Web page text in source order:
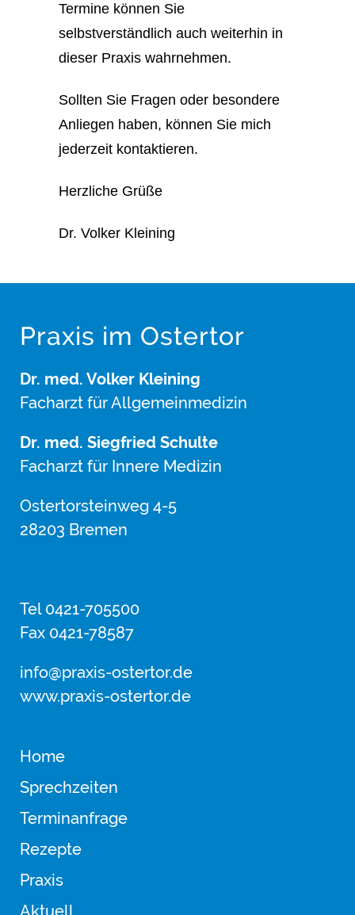
Termine können Sie
selbstverständlich auch weiterhin in
dieser Praxis wahrnehmen.
Sollten Sie Fragen oder besondere
Anliegen haben, können Sie mich
jederzeit kontaktieren.
Herzliche Grüße
Dr. Volker Kleining
Praxis im Ostertor
Dr. med. Volker Kleining
Facharzt für Allgemeinmedizin
Dr. med. Siegfried Schulte
Facharzt für Innere Medizin
Ostertorsteinweg 4-5
28203 Bremen
Tel 0421-705500
Fax 0421-78587
info@praxis-ostertor.de
www.praxis-ostertor.de
Home
Sprechzeiten
Terminanfrage
Rezepte
Praxis
Aktuell